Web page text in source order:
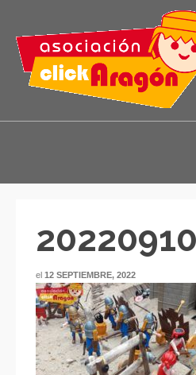
el 12 SEPTIEMBRE, 2022